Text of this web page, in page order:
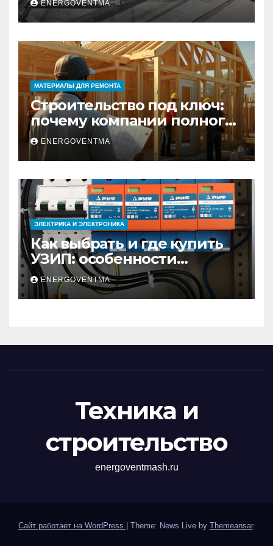
практический гид
ENERGOVENTMA
МАТЕРИАЛЫ ДЛЯ РЕМОНТА
Строительство под ключ:
почему компании полного
цикла меняют рынок
недвижимости
ENERGOVENTMA
ЭЛЕКТРИКА И ЭЛЕКТРОНИКА
Как выбрать и где купить
УЗИП: особенности
устройств защиты от
импульсных
перенапряжений
ENERGOVENTMA
Техника и
строительство
energoventmash.ru
Сайт работает на WordPress Theme: News Live by Themeansar.